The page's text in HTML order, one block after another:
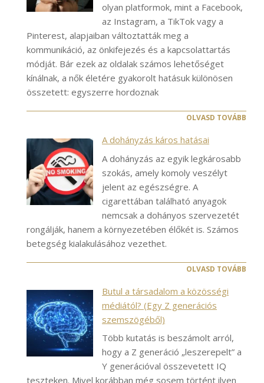
olyan platformok, mint a Facebook,
az Instagram, a TikTok vagy a
Pinterest, alapjaiban változtatták meg a
kommunikáció, az önkifejezés és a kapcsolattartás
módját. Bár ezek az oldalak számos lehetőséget
kínálnak, a nők életére gyakorolt hatásuk különösen
összetett: egyszerre hordoznak
OLVASD TOVÁBB
A dohányzás káros hatásai
A dohányzás az egyik legkárosabb
szokás, amely komoly veszélyt
jelent az egészségre. A
cigarettában található anyagok
nemcsak a dohányos szervezetét
rongálják, hanem a környezetében élőkét is. Számos
betegség kialakulásához vezethet.
OLVASD TOVÁBB
Butul a társadalom a közösségi
médiától? (Egy Z generációs
szemszögéből)
Több kutatás is beszámolt arról,
hogy a Z generáció „leszerepelt” a
Y generációval összevetett IQ
teszteken. Mivel korábban még sosem történt ilyen